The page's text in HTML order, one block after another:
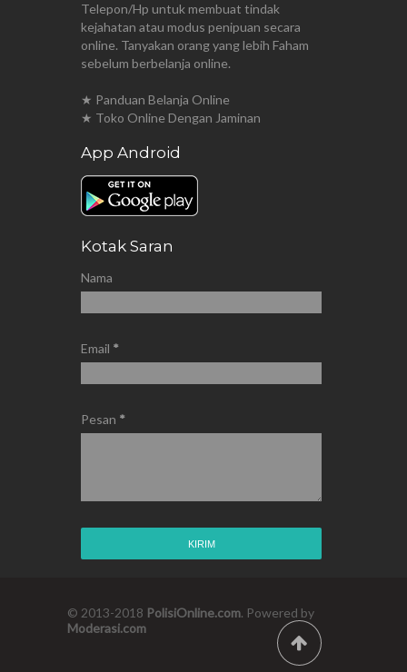
Telepon/Hp untuk membuat tindak
kejahatan atau modus penipuan secara
online. Tanyakan orang yang lebih Faham
sebelum berbelanja online.
★ Panduan Belanja Online
★ Toko Online Dengan Jaminan
App Android
Kotak Saran
Nama
Email *
Pesan *
© 2013-2018 PolisiOnline.com. Powered by
Moderasi.com